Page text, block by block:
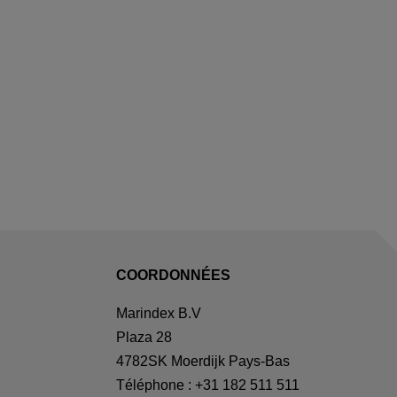
COORDONNÉES
Marindex B.V
Plaza 28
4782SK Moerdijk Pays-Bas
Téléphone : +31 182 511 511